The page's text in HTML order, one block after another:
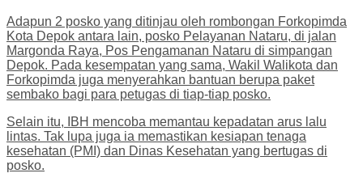
Adapun 2 posko yang ditinjau oleh rombongan Forkopimda
Kota Depok antara lain, posko Pelayanan Nataru, di jalan
Margonda Raya, Pos Pengamanan Nataru di simpangan
Depok. Pada kesempatan yang sama, Wakil Walikota dan
Forkopimda juga menyerahkan bantuan berupa paket
sembako bagi para petugas di tiap-tiap posko.
Selain itu, IBH mencoba memantau kepadatan arus lalu
lintas. Tak lupa juga ia memastikan kesiapan tenaga
kesehatan (PMI) dan Dinas Kesehatan yang bertugas di
posko.